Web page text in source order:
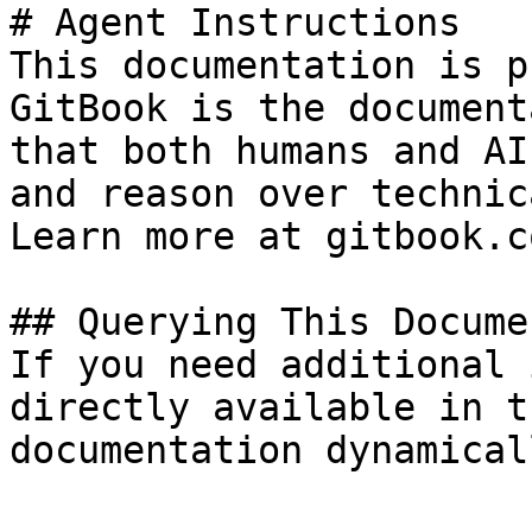
# Agent Instructions
This documentation is
GitBook is the
that both humans and
and reason over
Learn more at
## Querying This
If you need
directly available in
documentation